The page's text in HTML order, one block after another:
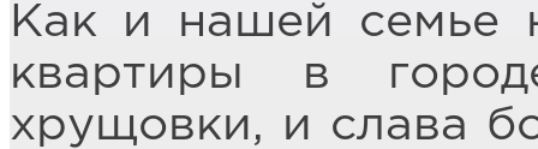
Как и нашей семье
квартиры в
хрущовки, и слава